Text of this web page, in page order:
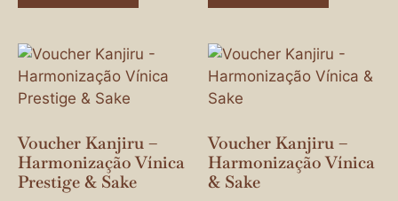
Voucher Kanjiru –
Harmonização Vínica
Prestige & Sake
Voucher Kanjiru –
Harmonização Vínica
& Sake